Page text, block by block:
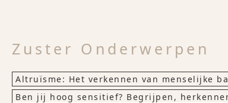
Zuster Onderwerpen
Altruïsme: Het verkennen van menselijke
Ben jij hoog sensitief? Begrijpen,